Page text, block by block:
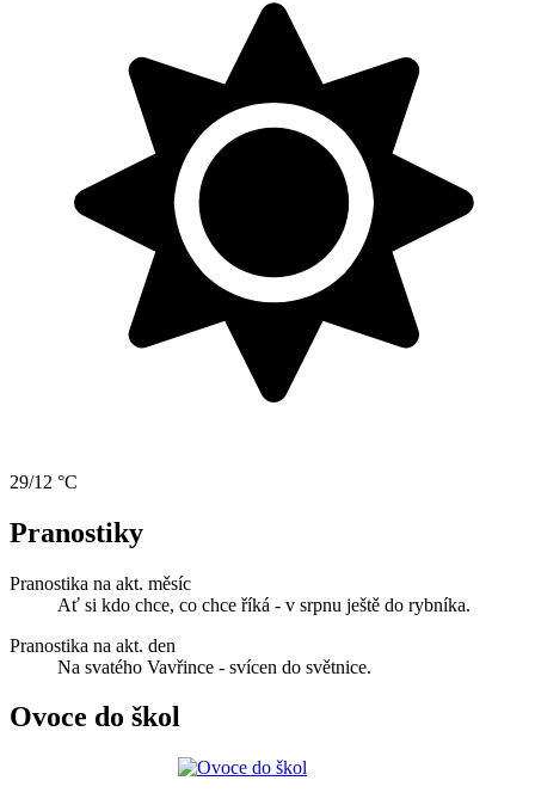
29/12 °C
Pranostiky
Pranostika na akt. měsíc
Ať si kdo chce, co chce říká - v srpnu ještě do rybníka.
Pranostika na akt. den
Na svatého Vavřince - svícen do světnice.
Ovoce do škol